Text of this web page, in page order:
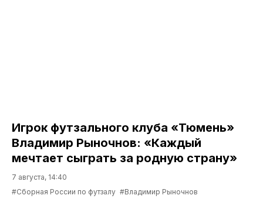
Игрок футзального клуба «Тюмень»
Владимир Рыночнов: «Каждый
мечтает сыграть за родную страну»
7 августа, 14:40
#Сборная России по футзалу #Владимир Рыночнов